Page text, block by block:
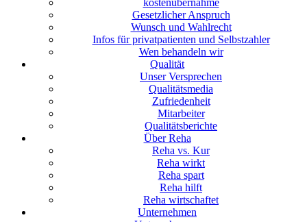
kostenübernahme
Gesetzlicher Anspruch
Wunsch und Wahlrecht
Infos für privatpatienten und Selbstzahler
Wen behandeln wir
Qualität
Unser Versprechen
Qualitätsmedia
Zufriedenheit
Mitarbeiter
Qualitätsberichte
Über Reha
Reha vs. Kur
Reha wirkt
Reha spart
Reha hilft
Reha wirtschaftet
Unternehmen